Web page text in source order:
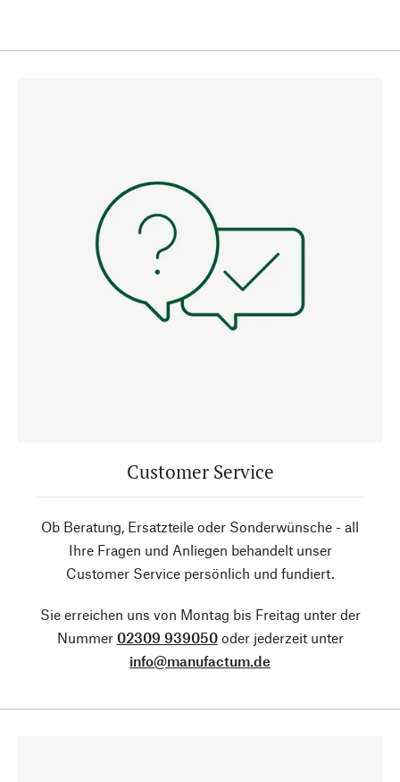
Customer Service
Ob Beratung, Ersatzteile oder Sonderwünsche - all
Ihre Fragen und Anliegen behandelt unser
Customer Service persönlich und fundiert.
Sie erreichen uns von Montag bis Freitag unter der
Nummer 02309 939050oder jederzeit unter
info@manufactum.de